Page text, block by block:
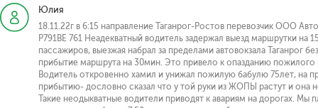
Юлия
18.11.22г в 6:15 направление Таганрог-Ростов перевозчик ООО
Р791ВЕ 761 Неадекватный водитель задержал выезд маршрутки на
пассажиров, выезжая набрал за пределами автовокзала Таганрог
прибытие маршрута на 30мин. Это привело к опазданию пожилого
Водитель откровенно хамил и унижал пожилую бабулю 75лет, на
прибытию- дословно сказал что у той руки из ЖОПЫ растут и она
Такие неодыкватные водители приводят к авариям на дорогах. Мы